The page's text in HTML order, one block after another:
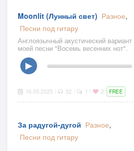
Moonlit (Лунный свет) Разное,
Песни под гитару
Англоязычный акустический вариант
моей песни "Восемь весенних нот".
▶
16.05.2025 32 1 2 FREE
За радугой-дугой Разное,
Песни под гитару